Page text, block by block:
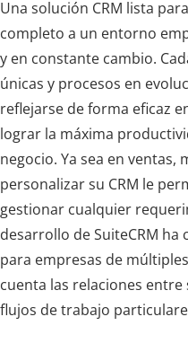
Una solución CRM lista
completo a un entorno
y en constante cambio.
únicas y procesos en
reflejarse de forma eficaz
lograr la máxima
negocio. Ya sea en ventas,
personalizar su CRM le
gestionar cualquier
desarrollo de SuiteCRM
para empresas de
cuenta las relaciones
flujos de trabajo